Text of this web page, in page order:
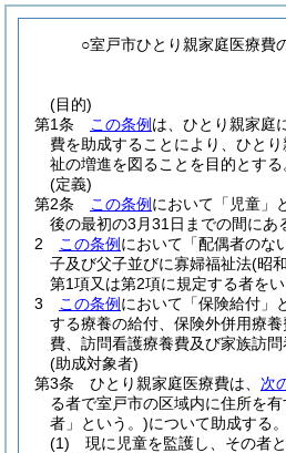
○室戸市ひとり親家庭医療費
(目的)
第1条
この条例 は、ひとり親家庭
費を助成することにより、ひと
祉の増進を図ることを目的とする
(定義)
第2条
この条例 において「児童」
後の最初の3月31日までの間にあ
2
この条例 において「配偶者のな
子及び父子並びに寡婦福祉法(昭
第1項又は第2項に規定する者をい
3
この条例 において「保険給付」
する療養の給付、保険外併用療
費、訪問看護療養費及び家族訪問
(助成対象者)
第3条
ひとり親家庭医療費は、 次
る者で室戸市の区域内に住所を
者」という。)について助成する。
(1)
現に児童を監護し、その者